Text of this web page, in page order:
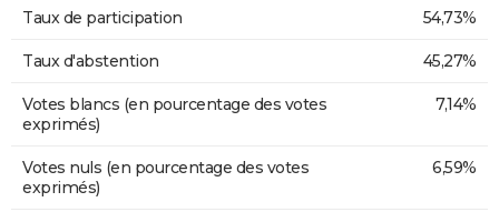
Bricolage
Lifestyle
Culture
Sport
Auto
Television
Voyage
Cinema
Taux de participation 54,73%
Taux d'abstention 45,27%
Votes blancs (en pourcentage des votes
exprimés)
7,14%
Votes nuls (en pourcentage des votes
exprimés)
6,59%